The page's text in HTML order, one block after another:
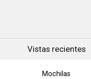
Vistas recientes
Mochilas